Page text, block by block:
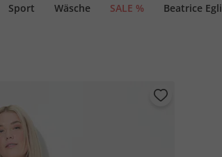
Sport Wäsche SALE % Beatrice Egli